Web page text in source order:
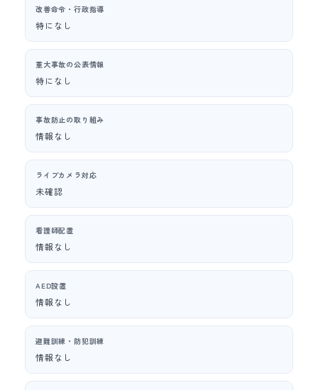
改善命令・行政指導
特になし
重大事故の公表情報
特になし
事故防止の取り組み
情報なし
ライブカメラ対応
未確認
看護師配置
情報なし
AED設置
情報なし
避難訓練・防犯訓練
情報なし